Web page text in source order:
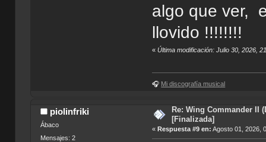
algo que ver,
llovido !!!!!!!!
«Última modificación: Julio 30, 2026,
🎧 Mi discografía musical
piolinfriki
Ábaco
Mensajes: 2
Re: Wing Commander II
[Finalizada]
«Respuesta #9 en: Agosto 01, 2026,